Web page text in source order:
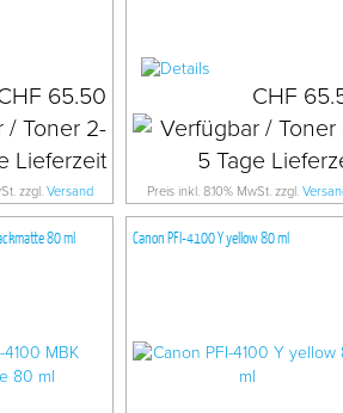
65.50
zzgl. Versand
CHF
Preis inkl. 8.10% MwSt. zzgl.
80 ml Canon PFI-4100 Y yellow 80 ml